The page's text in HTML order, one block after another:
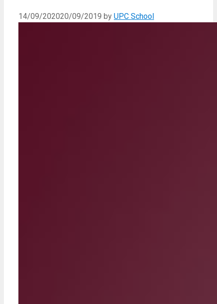
14/09/202020/09/2019 by UPC School